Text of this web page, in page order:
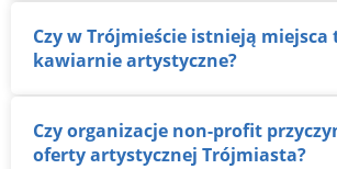
Czy w Trójmieście istnieją miejsca takie jak
kawiarnie artystyczne?
Czy organizacje non-profit przyczyniają się do
oferty artystycznej Trójmiasta?